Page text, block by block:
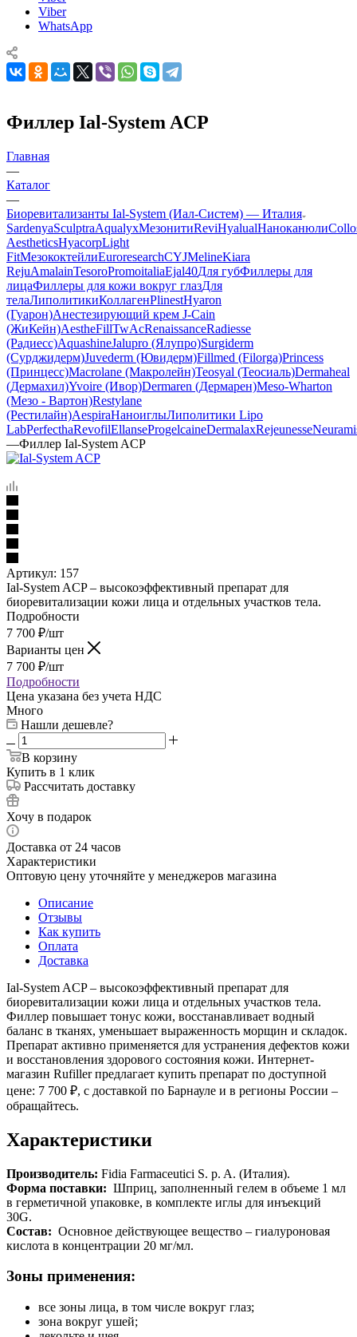
Viber
WhatsApp
Филлер Ial-System ACP
Главная
—
Каталог
—
Биоревитализанты Ial-System (Иал-Систем) — Италия
SardenyaSculptraAqualyxМезонитиReviHyalualНаноканюли
AestheticsHyacorpLight
FitМезококтейлиEuroresearchCYJMelineKiara
RejuAmalainTesoroPromoitaliaEjal40Для губФиллеры для
лицаФиллеры для кожи вокруг глазДля
телаЛиполитикиКоллагенPlinestHyaron
(Гуарон)Анестезирующий крем J-Cain
(ЖиКейн)AestheFillTwAcRenaissanceRadiesse
(Радиесс)AquashineJalupro (Ялупро)Surgiderm
(Сурджидерм)Juvederm (Ювидерм)Fillmed (Filorga)Princess
(Принцесс)Macrolane (Макролейн)Teosyal (Теосиаль)Dermaheal
(Дермахил)Yvoire (Ивор)Dermaren (Дермарен)Meso-Wharton
(Мезо - Вартон)Restylane
(Рестилайн)AespiraНаноиглыЛиполитики Lipo
LabPerfecthaRevofilEllanseProgelcaineDermalaxRejeunesse
—Филлер Ial-System ACP
Артикул: 157
Ial-System ACP – высокоэффективный препарат для
биоревитализации кожи лица и отдельных участков тела.
Подробности
7 700 ₽/шт
Варианты цен
7 700 ₽/шт
Подробности
Цена указана без учета НДС
Много
Нашли дешевле?
В корзину
Купить в 1 клик
Рассчитать доставку
Хочу в подарок
Доставка от 24 часов
Характеристики
Оптовую цену уточняйте у менеджеров магазина
Описание
Отзывы
Как купить
Оплата
Доставка
Ial-System ACP – высокоэффективный препарат для
биоревитализации кожи лица и отдельных участков тела.
Филлер повышает тонус кожи, восстанавливает водный
баланс в тканях, уменьшает выраженность морщин и складок.
Препарат активно применяется для устранения дефектов кожи
и восстановления здорового состояния кожи. Интернет-
магазин Rufiller предлагает купить препарат по доступной
цене: 7 700 ₽, с доставкой по Барнауле и в регионы России –
обращайтесь.
Характеристики
Производитель: Fidia Farmaceutici S. p. A. (Италия).
Форма поставки: Шприц, заполненный гелем в объеме 1 мл
в герметичной упаковке, в комплекте иглы для инъекций
30G.
Состав: Основное действующее вещество – гиалуроновая
кислота в концентрации 20 мг/мл.
Зоны применения:
все зоны лица, в том числе вокруг глаз;
зона вокруг ушей;